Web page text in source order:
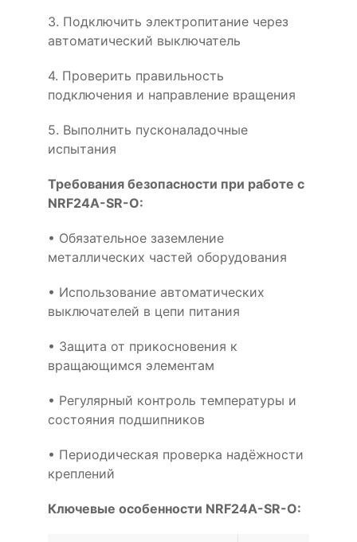
3. Подключить электропитание через
автоматический выключатель
4. Проверить правильность
подключения и направление вращения
5. Выполнить пусконаладочные
испытания
Требования безопасности при работе с
NRF24A-SR-O:
• Обязательное заземление
металлических частей оборудования
• Использование автоматических
выключателей в цепи питания
• Защита от прикосновения к
вращающимся элементам
• Регулярный контроль температуры и
состояния подшипников
• Периодическая проверка надёжности
креплений
Ключевые особенности NRF24A-SR-O: